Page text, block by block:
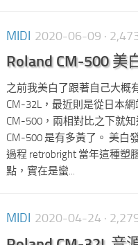
MIDI 2020-06-09 ·
Roland CM-500 美
之前我美白了跟著自己大概
CM-32L，最近則是從日本網
CM-500，兩相對比之下就
CM-500 是有多黃了。 美白
過程 retrobright 當年這種塑
點，實在是蠻...
MIDI 2020-04-24 ·